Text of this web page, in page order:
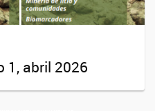
1, abril 2026